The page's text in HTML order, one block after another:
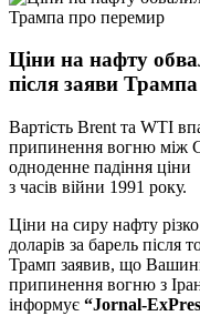
Ціни на нафту
після заяви
Вартість Brent та WTI впала майже на 20% через двотижневе
припинення вогню між
одноденне падіння ціни
з часів війни 1991 року.
Ціни на сиру нафту різко впали, опустившись нижче 100
доларів за барель
Трамп заявив, що
припинення вогню з
інформує “Jornal-